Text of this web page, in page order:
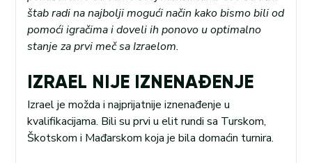
štab radi na najbolji mogući način kako bismo bili od
pomoći igračima i doveli ih ponovo u optimalno
stanje za prvi meč sa Izraelom.
IZRAEL NIJE IZNENAĐENJE
Izrael je možda i najprijatnije iznenađenje u
kvalifikacijama. Bili su prvi u elit rundi sa Turskom,
Škotskom i Mađarskom koja je bila domaćin turnira.